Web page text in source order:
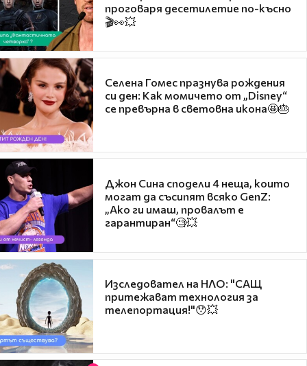
проговаря десетилетие по-късно
🎬👀💥
Селена Гомес празнува рождения
си ден: Как момичето от „Disney“
се превърна в световна икона🤩🎂
Джон Сина сподели 4 неща, които
могат да съсипят всяко GenZ:
„Ако ги имаш, провалът е
гарантиран“🧐💥
Изследовател на НЛО: "САЩ
притежават технология за
телепортация!"😯💥